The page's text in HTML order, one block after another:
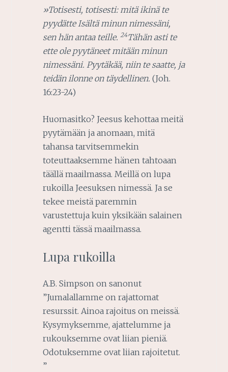
»Totisesti, totisesti: mitä ikinä te
pyydätte Isältä minun nimessäni,
sen hän antaa teille. 24Tähän asti te
ette ole pyytäneet mitään minun
nimessäni. Pyytäkää, niin te saatte, ja
teidän ilonne on täydellinen. (Joh.
16:23-24)
Huomasitko? Jeesus kehottaa meitä
pyytämään ja anomaan, mitä
tahansa tarvitsemmekin
toteuttaaksemme hänen tahtoaan
täällä maailmassa. Meillä on lupa
rukoilla Jeesuksen nimessä. Ja se
tekee meistä paremmin
varustettuja kuin yksikään salainen
agentti tässä maailmassa.
Lupa rukoilla
A.B. Simpson on sanonut
”Jumalallamme on rajattomat
resurssit. Ainoa rajoitus on meissä.
Kysymyksemme, ajattelumme ja
rukouksemme ovat liian pieniä.
Odotuksemme ovat liian rajoitetut.
”